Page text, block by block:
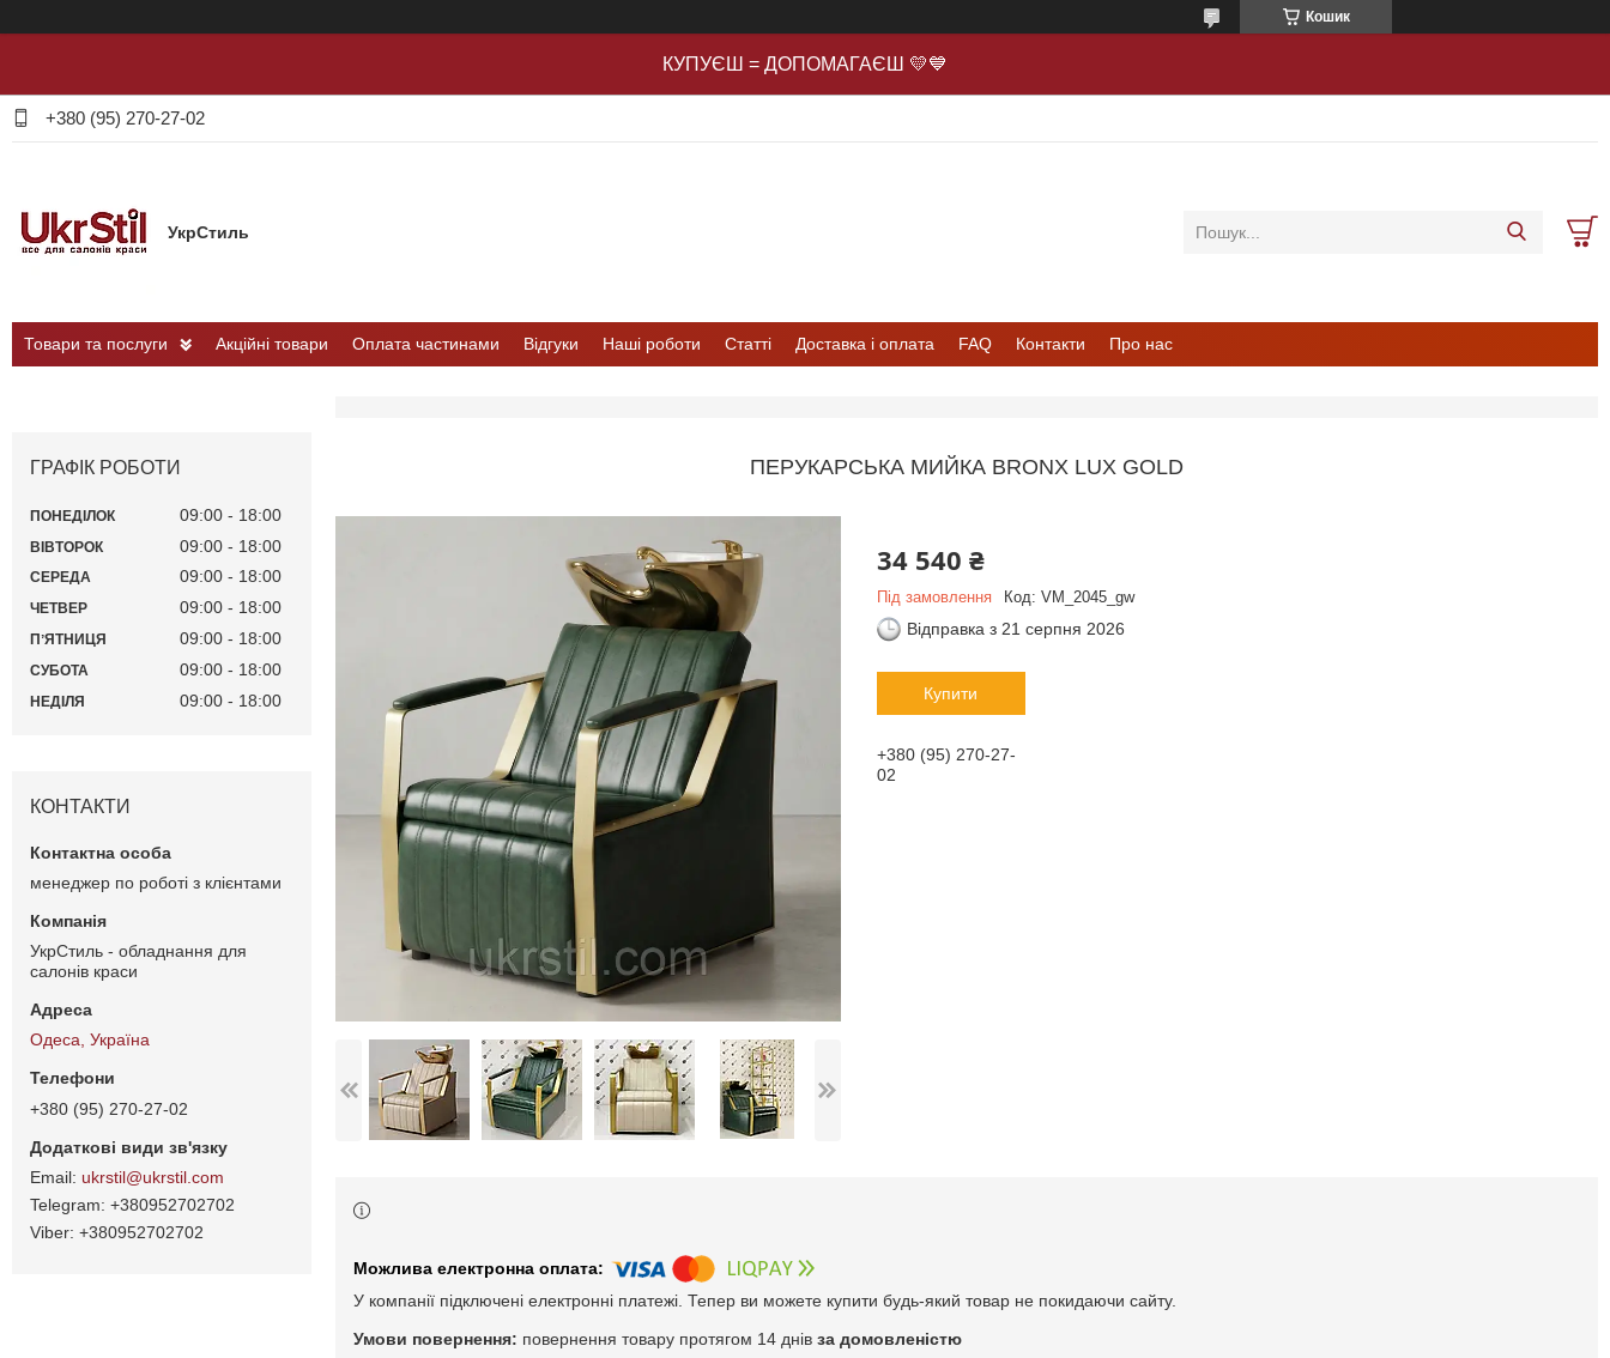
Кошик
КУПУЄШ = ДОПОМАГАЄШ 💛💙
+380 (95) 270-27-02
УкрСтиль
Товари та послуги Акційні товари Оплата частинами Відгуки Наші роботи Статті Доставка і оплата FAQ Контакти Про нас
ПЕРУКАРСЬКА МИЙКА BRONX LUX GOLD
34 540 ₴
Під замовлення Код: VM_2045_gw
Відправка з 21 серпня 2026
Купити
+380 (95) 270-27-
02
У компанії підключені електронні платежі. Тепер ви можете купити будь-який товар не покидаючи сайту.
повернення товару протягом 14 днів за домовленістю
ГРАФІК РОБОТИ
ПОНЕДІЛОК 09:00 18:00
ВІВТОРОК 09:00 18:00
СЕРЕДА 09:00 18:00
ЧЕТВЕР 09:00 18:00
ПʼЯТНИЦЯ 09:00 18:00
СУБОТА 09:00 18:00
НЕДІЛЯ 09:00 18:00
КОНТАКТИ
менеджер по роботі з клієнтами
УкрСтиль - обладнання для
салонів краси
Одеса, Україна
+380 (95) 270-27-02
ukrstil@ukrstil.com
+380952702702
+380952702702